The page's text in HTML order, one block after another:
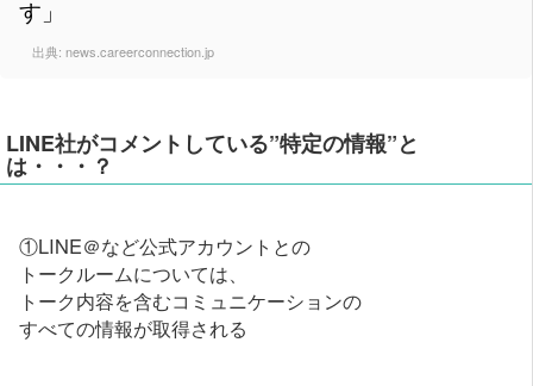
す」
出典: news.careerconnection.jp
LINE社がコメントしている”特定の情報”と
は・・・？
①LINE＠など公式アカウントとの
トークルームについては、
トーク内容を含むコミュニケーションの
すべての情報が取得される